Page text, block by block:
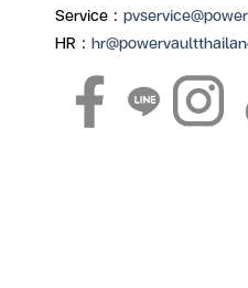
Service :
HR :